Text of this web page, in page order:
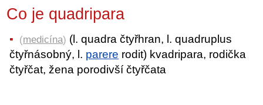
Co je quadripara
(medicína) (l. quadra čtyřhran, l. quadruplus
čtyřnásobný, l. parere rodit) kvadripara, rodička
čtyřčat, žena porodivší čtyřčata